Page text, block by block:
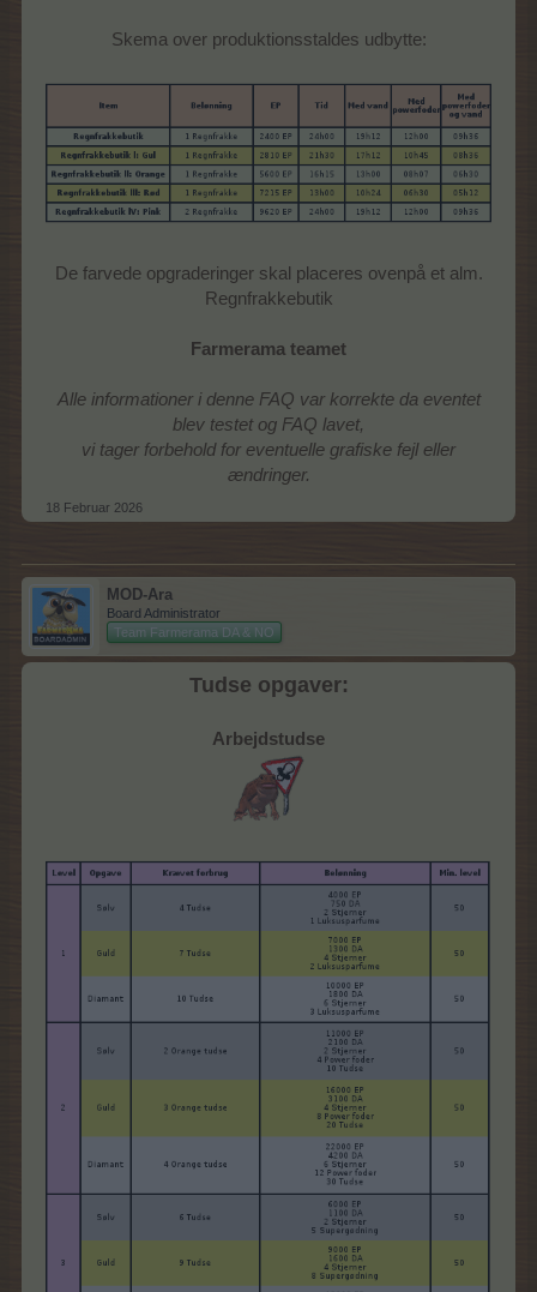
Skema over produktionsstaldes udbytte:
De farvede opgraderinger skal placeres ovenpå et alm.
Regnfrakkebutik
Farmerama teamet
Alle informationer i denne FAQ var korrekte da eventet
blev testet og FAQ lavet,
vi tager forbehold for eventuelle grafiske fejl eller
ændringer.
18 Februar 2026
MOD-Ara
Board Administrator
Team Farmerama DA & NO
Tudse opgaver:
Arbejdstudse